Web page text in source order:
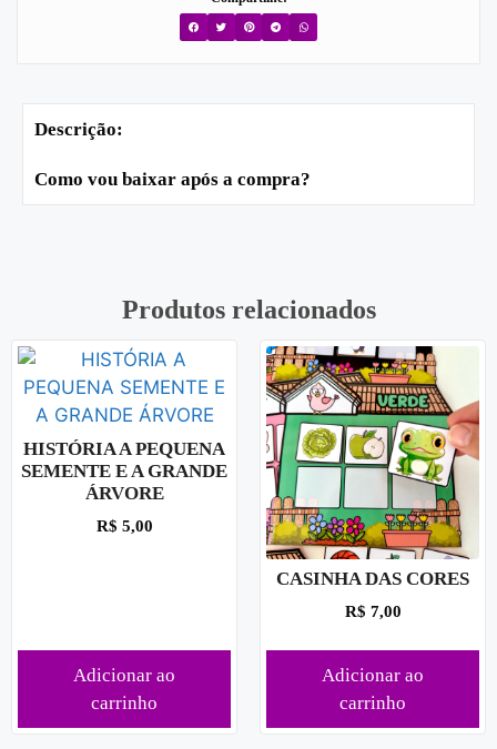
Descrição:
Como vou baixar após a compra?
Produtos relacionados
HISTÓRIA A PEQUENA
SEMENTE E A GRANDE
ÁRVORE
R$ 5,00
Adicionar ao
carrinho
CASINHA DAS CORES
R$ 7,00
Adicionar ao
carrinho